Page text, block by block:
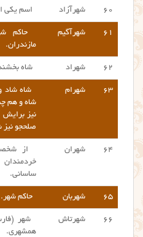
۶۰ شهرآزاد اسم یکی
۶۱ شهرآگیم
حاکم
مازندران.
۶۲ شهراد شاه
۶۳ شهرام
شاه شاد
شاه و هم
نیز برایش
صلحجو
۶۴ شهران
از
خردمندان
ساسانی.
۶۵ شهربان حاکم
۶۶ شهرتاش
شهر
همشهری.